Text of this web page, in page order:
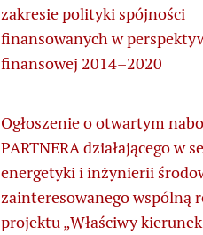
zakresie polityki spójności
finansowanych w
finansowej 2014–2020
Ogłoszenie o otwartym
PARTNERA działającego w
energetyki i inżynierii
zainteresowanego wspólną
projektu „Właściwy